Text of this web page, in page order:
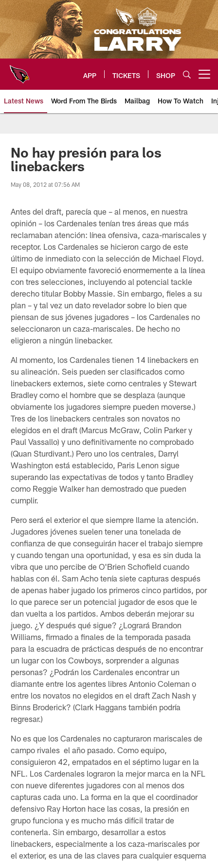
Skip
to
main
content
APP TICKETS SHOP
Latest News Word From The Birds Mailbag How To Watch
Arizona Cardinals Home: The
No hay presión para los
linebackers
May 08, 2012 at 07:56 AM
Antes del draft, parecía que – al menos, en nuestra
opinión – los Cardenales tenían tres áreas que más
reclamaban atención: línea ofensiva, caza-mariscales y
receptor. Los Cardenales se hicieron cargo de este
último de inmediato con la selección de Michael Floyd.
El equipo obviamente favoreció enormemente a la línea
con tres selecciones, incluyendo al potencial tackle
derecho titular Bobby Massie. Sin embargo, fieles a su
plan – y tal vez un dato revelador sobre lo bien que
piensan de sus jóvenes jugadores – los Cardenales no
seleccionaron un caza-mariscales. De hecho no
eligieron a ningún linebacker.
Al momento, los Cardenales tienen 14 linebackers en
su alineación. Seis pueden ser clasificados como
linebackers externos, siete como centrales y Stewart
Bradley como el hombre que se desplaza (aunque
obviamente los jugadores siempre pueden moverse.)
Tres de los linebackers centrales son novatos no
elegidos en el draft (Marcus McGraw, Colin Parker y
Paul Vassallo) y uno definitivamente no comprobado
(Quan Sturdivant.) Pero uno los centrales, Darryl
Washington está establecido, Paris Lenon sigue
superando las expectativas de todos y tanto Bradley
como Reggie Walker han demostrado que pueden
cumplir.
Pero será el exterior el que siempre llame la atención.
Jugadores jóvenes suelen tener una tonelada de
confianza de que conseguirán hacer el trabajo siempre
y cuando tengan una oportunidad, y esa es sin duda la
vibra que uno percibe de O'Brien Schofield cuando
hablas con él. Sam Acho tenía siete capturas después
de apenas haber jugado los primeros cinco partidos, por
lo que parece ser un potencial jugador de esos que le
dan vuelta a los partidos. Ambos deberán mejorar su
juego. ¿Y después qué sigue? ¿Logrará Brandon
Williams, firmado a finales de la temporada pasada
para la escuadra de prácticas después de no encontrar
un lugar con los Cowboys, sorprender a algunas
personas? ¿Podrán los Cardenales encontrar un
diamante entre los agentes libres Antonio Coleman o
entre los novatos no elegidos en el draft Zach Nash y
Binns Broderick? (Clark Haggans también podría
regresar.)
No es que los Cardenales no capturaron mariscales de
campo rivales el año pasado. Como equipo,
consiguieron 42, empatados en el séptimo lugar en la
NFL. Los Cardenales lograron la mejor marca en la NFL
con nueve diferentes jugadores con al menos dos
capturas cada uno. La forma en la que el coordinador
defensivo Ray Horton hace las cosas, la presión en
grupo funciona y es mucho más difícil tratar de
contenerla. Sin embargo, desarrollar a estos
linebackers, especialmente a los caza-mariscales por
el exterior, es una de las claves para cualquier esquema